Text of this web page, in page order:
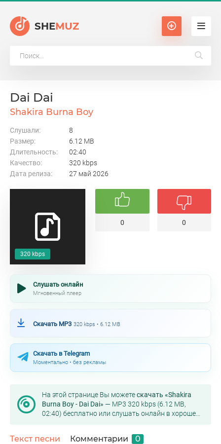
SHEMUZ
320 kbps
Dai Dai
Shakira Burna Boy
Слушали:
8
Размер:
6.12 MB
Длительность:
02:40
Качество:
320 kbps
Дата релиза:
27 май 2026
0 0
Слушать онлайн
Мгновенный плеер
Скачать MP3 320 kbps • 6.12 MB
Скачать в Telegram
Моментально • без рекламы
На этой странице Вы можетескачать «Shakira
Burna Boy - Dai Dai» — MP3 320 kbps (6.12 MB,
02:40) бесплатно или слушать онлайн в хорошем
Текст песни Комментарии 0